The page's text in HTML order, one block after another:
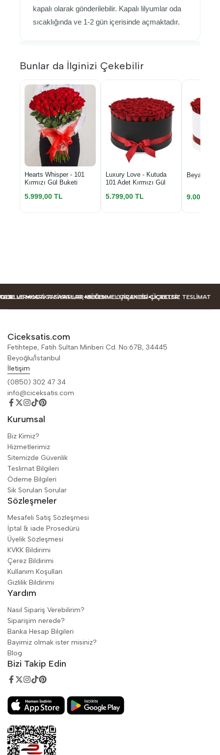
kapalı olarak gönderilebilir. Kapalı lilyumlar oda
sıcaklığında ve 1-2 gün içerisinde açmaktadır.
Bunlar da İlginizi Çekebilir
Hearts Whisper - 101
Kırmızı Gül Buketi
5.999,00 TL
Luxury Love - Kutuda
101 Adet Kırmızı Gül
5.799,00 TL
Beyaz
9.000,00
HARIKA FIYATLAR, MÜKEMMEL ÇIÇEKLER ÜCRETSIZ TESLIMAT
VE MODA TASARIMLAR BEĞENME GARANTILI ÇIÇEKLER
Ciceksatis.com
Fetihtepe, Fatih Sultan Minberi Cd. No:67B, 34445
Beyoğlu/İstanbul
İletişim
(0850) 302 47 34
info@ciceksatis.com
Kurumsal
Biz Kimiz?
Hizmetlerimiz
Sitemizde Güvenlik
Teslimat Bilgileri
Ödeme Bilgileri
Sik Sorulan Sorular
Sözleşmeler
Mesafeli Satiş Sözleşmesi
İptal & iade Prosedürü
Üyelik Sözleşmesi
KVKK Bildirimi
Çerez Bildirimi
Kullanım Koşulları
Gizlilik Bildirimi
Yardım
Nasıl Sipariş Verebilirim?
Siparişim nerede?
Banka Hesap Bilgileri
Bayimiz olmak ister misiniz?
Blog
Bizi Takip Edin